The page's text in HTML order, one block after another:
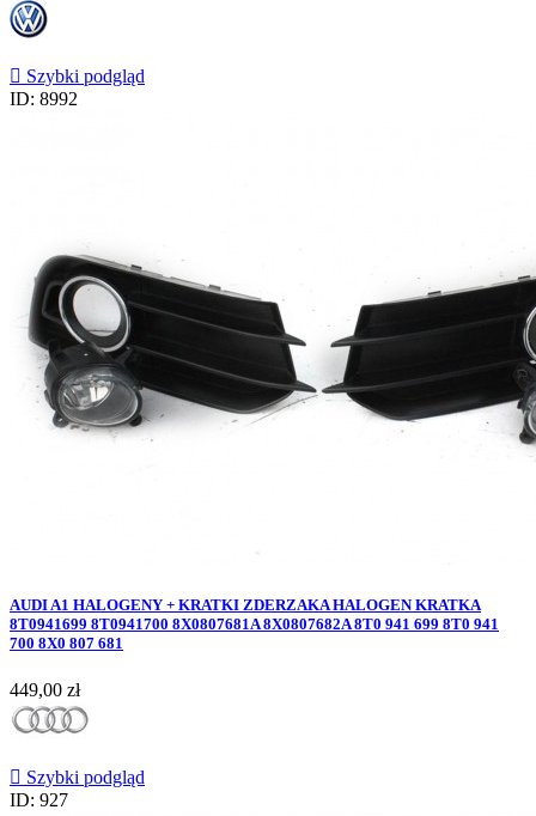
 Szybki podgląd
ID: 8992
AUDI A1 HALOGENY + KRATKI ZDERZAKA HALOGEN KRATKA
8T0941699 8T0941700 8X0807681A 8X0807682A 8T0 941 699 8T0 941
700 8X0 807 681
Cena
449,00 zł
 Szybki podgląd
ID: 927